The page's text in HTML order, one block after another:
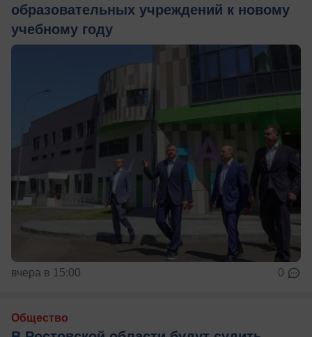
образовательных учреждений к новому
учебному году
вчера в 15:00 0
Общество